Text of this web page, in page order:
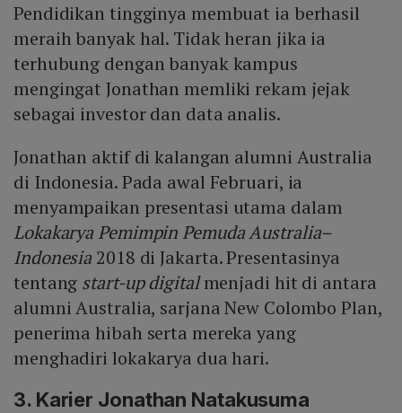
Pendidikan tingginya membuat ia berhasil
meraih banyak hal. Tidak heran jika ia
terhubung dengan banyak kampus
mengingat Jonathan memliki rekam jejak
sebagai investor dan data analis.
Jonathan aktif di kalangan alumni Australia
di Indonesia. Pada awal Februari, ia
menyampaikan presentasi utama dalam
Lokakarya Pemimpin Pemuda Australia–
Indonesia 2018 di Jakarta. Presentasinya
tentang start-up digitalmenjadi hit di antara
alumni Australia, sarjana New Colombo Plan,
penerima hibah serta mereka yang
menghadiri lokakarya dua hari.
3. Karier Jonathan Natakusuma